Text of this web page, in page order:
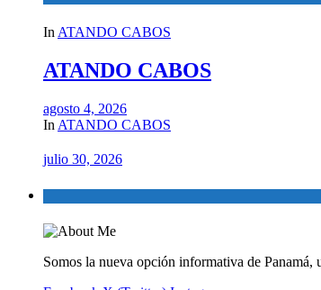
In ATANDO CABOS
ATANDO CABOS
agosto 4, 2026
In ATANDO CABOS
julio 30, 2026
Somos la nueva opción informativa de